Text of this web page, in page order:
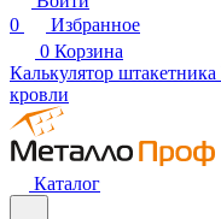
0
Избранное
0 Корзина
Калькулятор штакетника
кровли
Каталог